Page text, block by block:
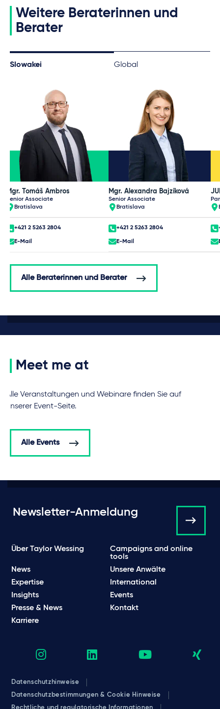
Weitere Beraterinnen und
Berater
Slowakei Global
Mgr. Tomáš Ambros
Senior Associate
Bratislava
+421 2 5263 2804
E-Mail
Mgr. Alexandra Bajzíková
Senior Associate
Bratislava
+421 2 5263 2804
E-Mail
Alle Beraterinnen und Berater
Meet me at
Alle Veranstaltungen und Webinare finden Sie auf
unserer Event-Seite.
Alle Events
Newsletter-Anmeldung
Über Taylor Wessing
Campaigns and online
tools
News
Unsere Anwälte
Expertise
International
Insights
Events
Presse & News
Kontakt
Karriere
Datenschutzhinweise
Datenschutzbestimmungen & Cookie Hinweise